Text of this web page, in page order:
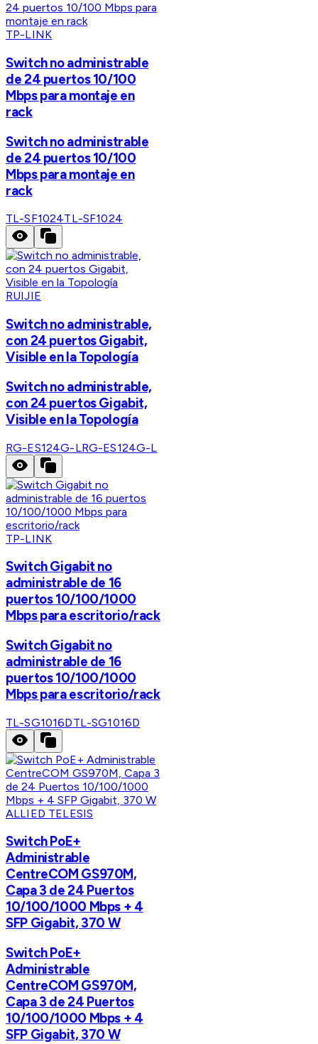
TP-LINK
Switch no administrable
de 24 puertos 10/100
Mbps para montaje en
rack
Switch no administrable
de 24 puertos 10/100
Mbps para montaje en
rack
TL-SF1024TL-SF1024
RUIJIE
Switch no administrable,
con 24 puertos Gigabit,
Visible en la Topología
Switch no administrable,
con 24 puertos Gigabit,
Visible en la Topología
RG-ES124G-LRG-ES124G-L
TP-LINK
Switch Gigabit no
administrable de 16
puertos 10/100/1000
Mbps para escritorio/rack
Switch Gigabit no
administrable de 16
puertos 10/100/1000
Mbps para escritorio/rack
TL-SG1016DTL-SG1016D
ALLIED TELESIS
Switch PoE+
Administrable
CentreCOM GS970M,
Capa 3 de 24 Puertos
10/100/1000 Mbps + 4
SFP Gigabit, 370 W
Switch PoE+
Administrable
CentreCOM GS970M,
Capa 3 de 24 Puertos
10/100/1000 Mbps + 4
SFP Gigabit, 370 W